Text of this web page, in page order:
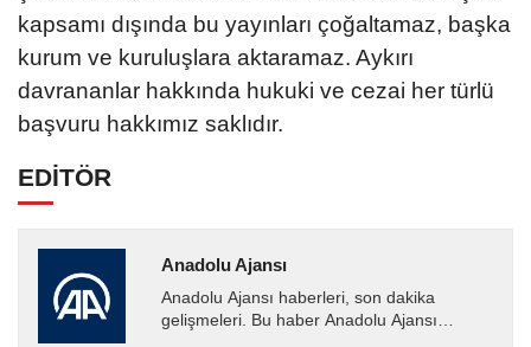
kapsamı dışında bu yayınları çoğaltamaz, başka
kurum ve kuruluşlara aktaramaz. Aykırı
davrananlar hakkında hukuki ve cezai her türlü
başvuru hakkımız saklıdır.
EDİTÖR
Anadolu Ajansı
Anadolu Ajansı haberleri, son dakika
gelişmeleri. Bu haber Anadolu Ajansı